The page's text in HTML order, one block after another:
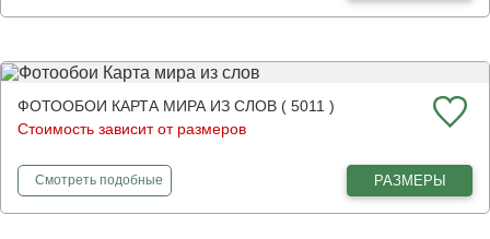
ФОТООБОИ КАРТА МИРА ИЗ СЛОВ ( 5011 )
Стоимость зависит от размеров
Смотретьфотообои
подобные РАЗМЕРЫ